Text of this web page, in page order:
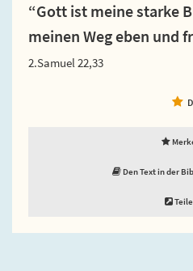
“Gott ist meine starke
meinen Weg eben und
2.Samuel 22,33
Den Text in der